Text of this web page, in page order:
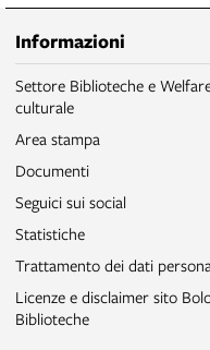
Informazioni
Settore Biblioteche e
culturale
Area stampa
Documenti
Seguici sui social
Statistiche
Trattamento dei dati
Licenze e disclaimer sito
Biblioteche